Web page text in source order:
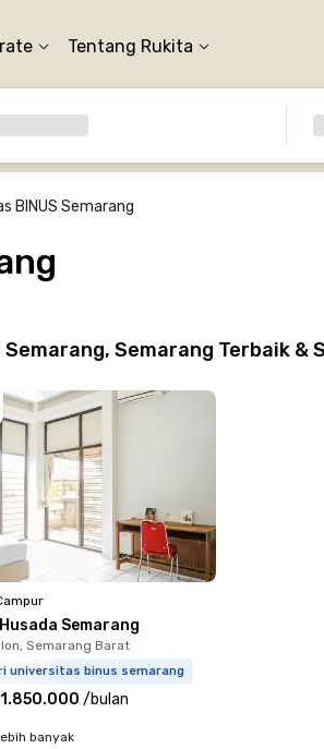
Tentang Rukita
BINUS Semarang
Semarang Terbaik &
Semarang
Semarang Barat
universitas binus semarang
/bulan
banyak